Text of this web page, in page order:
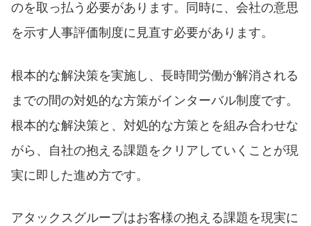
のを取っ払う必要があります。同時に、会社の意思
を示す人事評価制度に見直す必要があります。
根本的な解決策を実施し、長時間労働が解消される
までの間の対処的な方策がインターバル制度です。
根本的な解決策と、対処的な方策とを組み合わせな
がら、自社の抱える課題をクリアしていくことが現
実に即した進め方です。
アタックスグループはお客様の抱える課題を現実に